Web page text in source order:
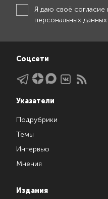
Я даю своё
персональных данных
Соцсети
Указатели
Подрубрики
Темы
Интервью
Мнения
Издания